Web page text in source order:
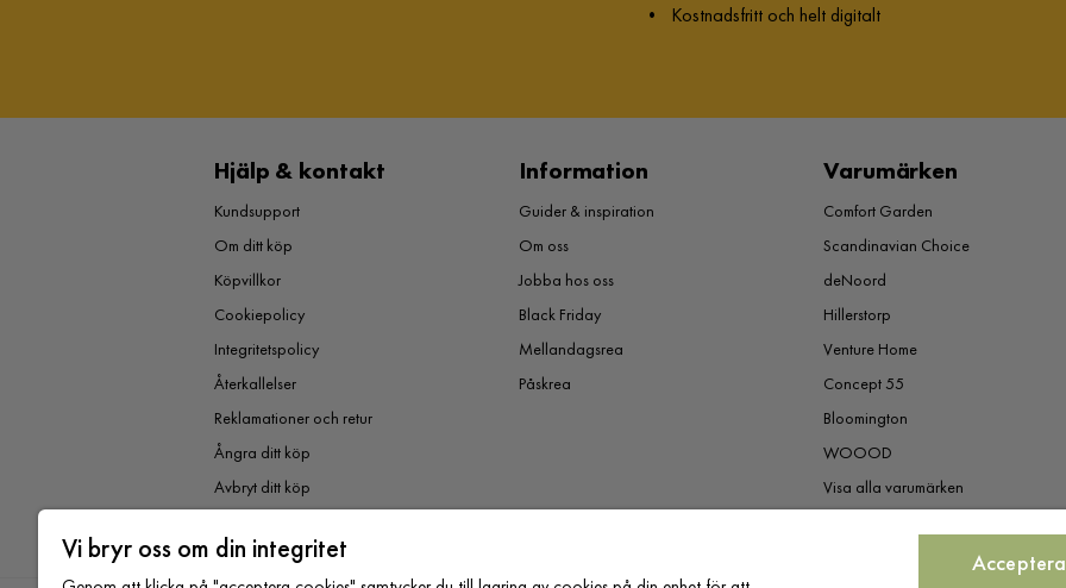
• Kostnadsfritt och helt digitalt
Hjälp & kontakt
Kundsupport
Om ditt köp
Köpvillkor
Cookiepolicy
Integritetspolicy
Återkallelser
Reklamationer och retur
Ångra ditt köp
Avbryt ditt köp
Information
Guider & inspiration
Om oss
Jobba hos oss
Black Friday
Mellandagsrea
Påskrea
Varumärken
Comfort Garden
Scandinavian Choice
deNoord
Hillerstorp
Venture Home
Concept 55
Bloomington
WOOOD
Visa alla varumärken
Vi bryr oss om din integritet